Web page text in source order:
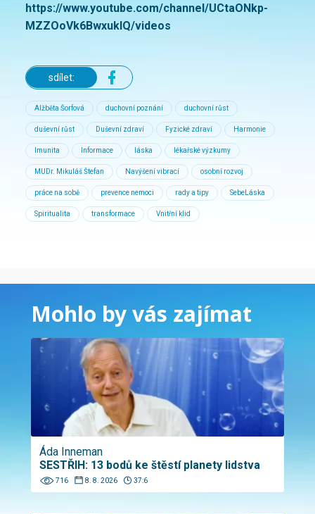
https://www.youtube.com/channel/UCtaONkp-
MZZOoVk6BwxuklQ/videos
sdílet:
Alžběta Šorfová duchovní poznání duchovní růst
duševní růst Duševní zdraví Fyzické zdraví Harmonie
Imunita Informace láska lékařské výzkumy
MUDr. Mikuláš Štefan Navýšení vibrací osobní rozvoj
práce na sobě prevence nemoci rady a tipy SebeLáska
Spiritualita transformace Vnitřní klid
Mohlo by vás zajímat
Áda Inneman
SESTŘIH: 13 bodů ke štěstí planety lidstva
716 8. 8. 2026 37:6